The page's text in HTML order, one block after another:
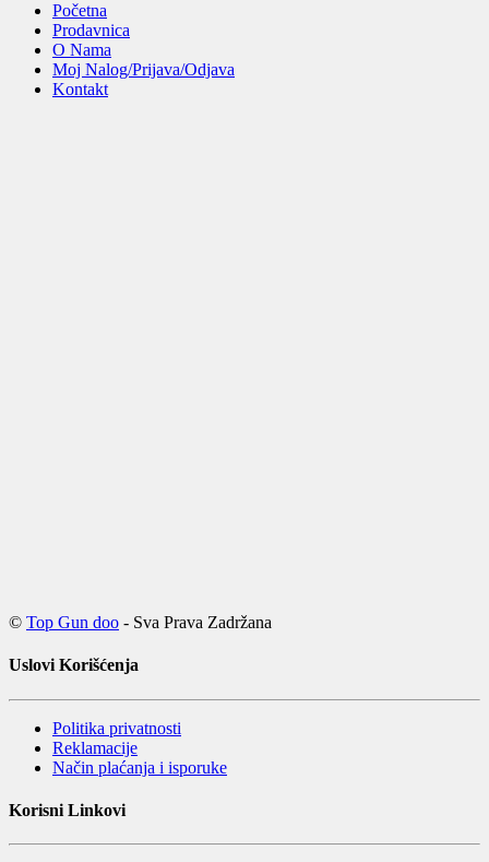
Početna
Prodavnica
O Nama
Moj Nalog/Prijava/Odjava
Kontakt
© Top Gun doo - Sva Prava Zadržana
Uslovi Korišćenja
Politika privatnosti
Reklamacije
Način plaćanja i isporuke
Korisni Linkovi